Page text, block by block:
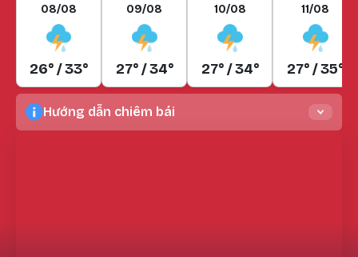
08/08
26° / 33°
09/08
27° / 34°
10/08
27° / 34°
11/08
27° / 35°
Hướng dẫn chiêm bái